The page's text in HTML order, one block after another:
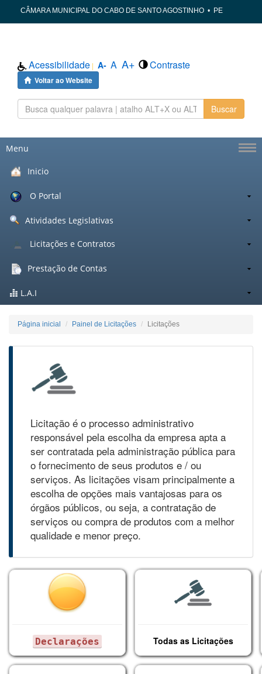
CÂMARA MUNICIPAL DO CABO DE SANTO AGOSTINHO • PE
Acessibilidade | A- A A+ Contraste
Voltar ao Website
Buscar
Menu
Inicio
O Portal
Atividades Legislativas
Licitações e Contratos
Prestação de Contas
L.A.I
Página inicial Painel de Licitações Licitações
Licitação é o processo administrativo
responsável pela escolha da empresa apta a
ser contratada pela administração pública para
o fornecimento de seus produtos e / ou
serviços. As licitações visam principalmente a
escolha de opções mais vantajosas para os
órgãos públicos, ou seja, a contratação de
serviços ou compra de produtos com a melhor
qualidade e menor preço.
Declarações Todas as Licitações